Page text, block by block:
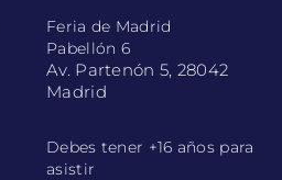
Feria de Madrid
Pabellón 6
Av. Partenón 5, 28042
Madrid
Debes tener +16 años para
asistir